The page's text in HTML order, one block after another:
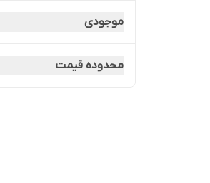
موجودی
محدوده قیمت